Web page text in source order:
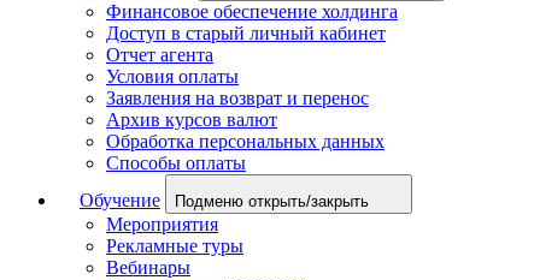
Финансовое обеспечение холдинга
Доступ в старый личный кабинет
Отчет агента
Условия оплаты
Заявления на возврат и перенос
Архив курсов валют
Обработка персональных данных
Способы оплаты
Обучение
Подменю открыть/закрыть
Мероприятия
Рекламные туры
Вебинары